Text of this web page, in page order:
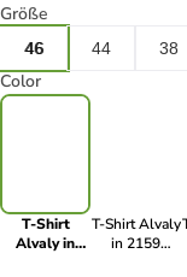
Größe
46 44 38
Color
T-Shirt
Alvaly in
T-Shirt Alvaly
in 2159